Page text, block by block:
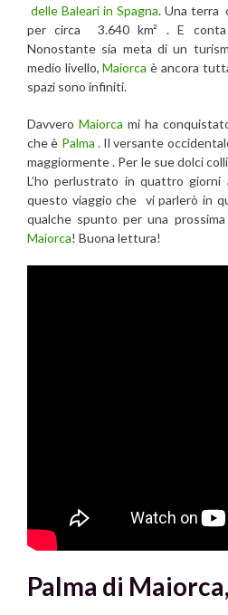
delle Baleari in Spagna. Una terra
per circa 3.640 km² . E
Nonostante sia meta di un
medio livello,Maiorcaè ancora
spazi sono infiniti.
Davvero Maiorca mi ha
che è Palma . Il versante
maggiormente . Per le sue dolci
L’ho perlustrato in quattro giorni
questo viaggio che vi parlerò in
qualche spunto per una
Maiorca! Buona lettura!
Palma di Maiorca,